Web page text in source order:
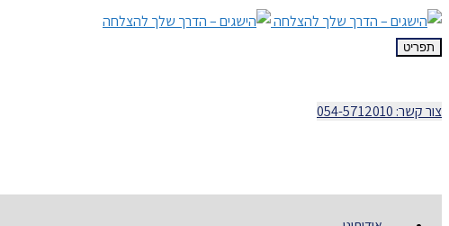
תפריט
צור קשר: 054-5712010